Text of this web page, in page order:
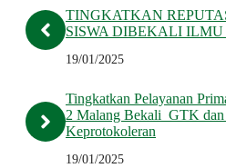
TINGKATKAN
SISWA DIBEKALI
19/01/2025
Tingkatkan Pelayanan
2 Malang Bekali GTK
Keprotokoleran
19/01/2025